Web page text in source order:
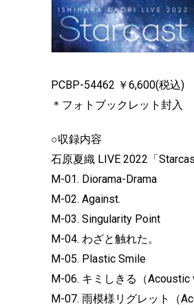
PCBP-54462 ￥6,600(税込)
＊フォトブックレット封入
○
石原夏織 LIVE 2022「
M-01. Diorama-Drama
M-02. Against.
M-03. Singularity Point
M-04. わざと触れた。
M-05. Plastic Smile
M-06. キミしきる（Acoustic
M-07. 雨模様リグレット（